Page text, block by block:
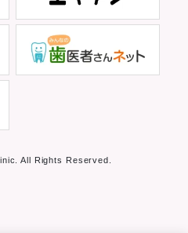
All Rights Reserved.